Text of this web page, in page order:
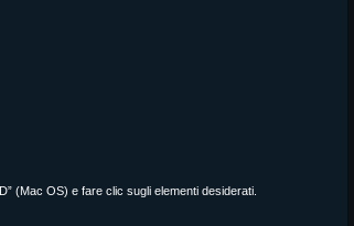
(Mac OS) e fare clic sugli elementi desiderati.